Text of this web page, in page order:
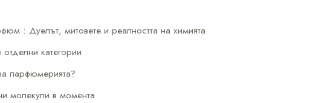
: Дуелът, митовете и реалността на химията
категории
парфюмерията?
молекули в момента